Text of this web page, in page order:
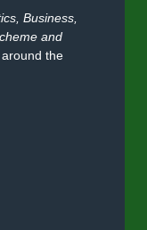
Business,
and
the